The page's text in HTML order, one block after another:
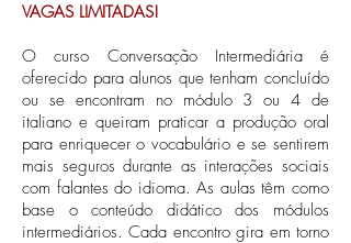
VAGAS LIMITADAS!
O curso Conversação Intermediária é
oferecido para alunos que tenham concluído
ou se encontram no módulo 3 ou 4 de
italiano e queiram praticar a produção oral
para enriquecer o vocabulário e se sentirem
mais seguros durante as interações sociais
com falantes do idioma. As aulas têm como
base o conteúdo didático dos módulos
intermediários. Cada encontro gira em torno